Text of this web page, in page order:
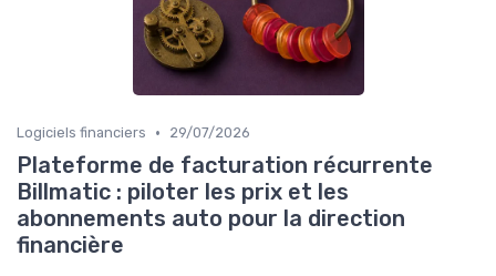
Logiciels financiers • 29/07/2026
Plateforme de facturation récurrente
Billmatic : piloter les prix et les
abonnements auto pour la direction
financière